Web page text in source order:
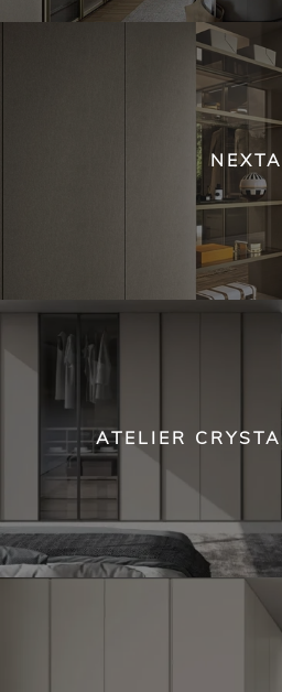
NEXTA
ATELIER